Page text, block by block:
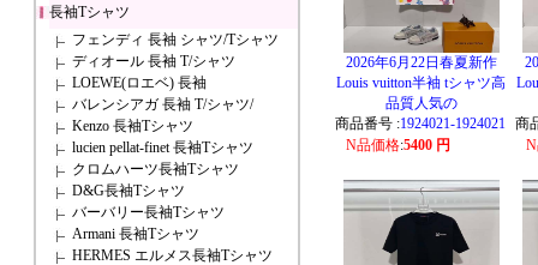
長袖Tシャツ
フェンディ 長袖 シャツ/Tシャツ
ディオール 長袖 T/シャツ
LOEWE(ロエベ) 長袖
バレンシアガ 長袖 T/シャツ/
Kenzo 長袖Tシャツ
lucien pellat-finet 長袖Tシャツ
クロムハーツ長袖Tシャツ
D&G長袖Tシャツ
バーバリー長袖Tシャツ
Armani 長袖Tシャツ
HERMES エルメス長袖Tシャツ
2026年6月22日春夏新作
Louis vuitton半袖 tシャツ高
品質人気の
商品番号 :1924021-1924021
N品価格:5400 円
商